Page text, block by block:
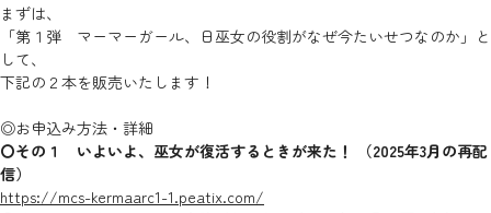
まずは、
「第１弾 マーマーガール、日巫女の役割がなぜ今たいせつなのか」と
して、
下記の２本を販売いたします！
◎お申込み方法・詳細
〇その１ いよいよ、巫女が復活するときが来た！ （2025年3月の再配
信）
https://mcs-kermaarc1-1.peatix.com/